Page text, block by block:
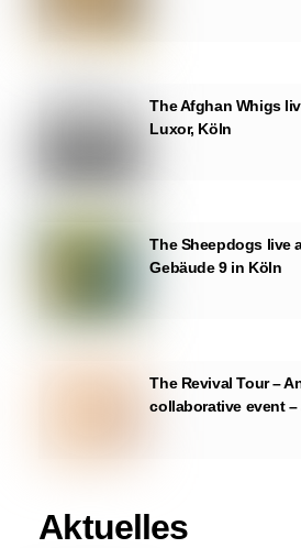
The Afghan Whigs
Luxor, Köln
The Sheepdogs live
Gebäude 9 in Köln
The Revival Tour –
collaborative event –
Aktuelles